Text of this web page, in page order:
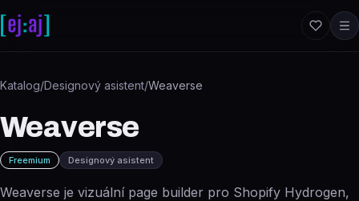
Katalog/Designový asistent/Weaverse
Weaverse
Freemium Designový asistent
Weaverse je vizuální page builder pro Shopify Hydrogen,